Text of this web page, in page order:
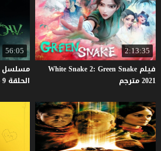
2:13:35
فيلم White Snake 2: Green Snake
2021 مترجم
56:05
مسلسل Arrow الموسم الثالث
الحلقة 9 مترجم